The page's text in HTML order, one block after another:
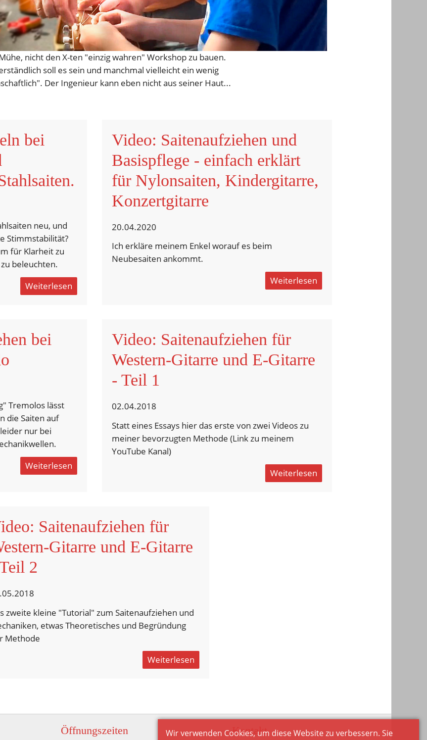
nicht den X-ten "einzig wahren" Workshop zu bauen.
soll es sein und manchmal vielleicht ein wenig
Der Ingenieur kann eben nicht aus seiner Haut...
bei
neu, und
Stimmstabilität?
für Klarheit zu
beleuchten.
Weiterlesen
Video: Saitenaufziehen und
Basispflege - einfach erklärt
für Nylonsaiten, Kindergitarre,
Konzertgitarre
20.04.2020
Ich erkläre meinem Enkel worauf es beim
Neubesaiten ankommt.
Weiterlesen
bei
Tremolos lässt
die Saiten auf
nur bei
Weiterlesen
Video: Saitenaufziehen für
Western-Gitarre und E-Gitarre
- Teil 1
02.04.2018
Statt eines Essays hier das erste von zwei Videos zu
meiner bevorzugten Methode (Link zu meinem
YouTube Kanal)
Weiterlesen
Saitenaufziehen für
Gitarre und E-Gitarre
2
zweite kleine "Tutorial" zum Saitenaufziehen und
etwas Theoretisches und Begründung
Methode
Weiterlesen
Öffnungszeiten Kontakt
Wir verwenden Cookies, um diese Website zu verbessern. Sie